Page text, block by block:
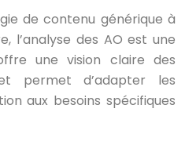
de contenu générique à
l’analyse des AO est une
une vision claire des
permet d’adapter les
aux besoins spécifiques